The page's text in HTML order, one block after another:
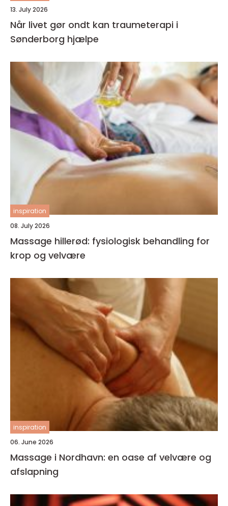
13. July 2026
Når livet gør ondt kan traumeterapi i
Sønderborg hjælpe
inspiration
08. July 2026
Massage hillerød: fysiologisk behandling for
krop og velvære
inspiration
06. June 2026
Massage i Nordhavn: en oase af velvære og
afslapning